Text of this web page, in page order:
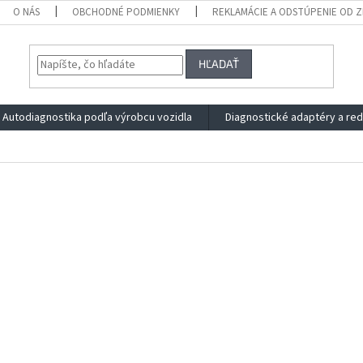
O NÁS OBCHODNÉ PODMIENKY REKLAMÁCIE A ODSTÚPENIE OD
HĽADAŤ
Autodiagnostika podľa výrobcu vozidla Diagnostické adaptéry a